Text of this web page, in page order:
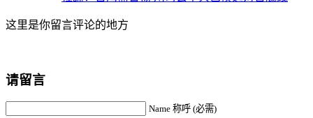
这里是你留言评论的地方
请留言
Name 称呼 (必需)